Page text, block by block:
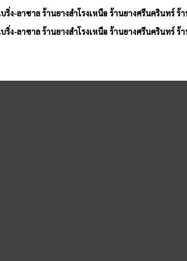
ง-ลาซาล ร้านยางสำโรงเหนือ ร้านยางศรีนครินทร์
ง-ลาซาล ร้านยางสำโรงเหนือ ร้านยางศรีนครินทร์